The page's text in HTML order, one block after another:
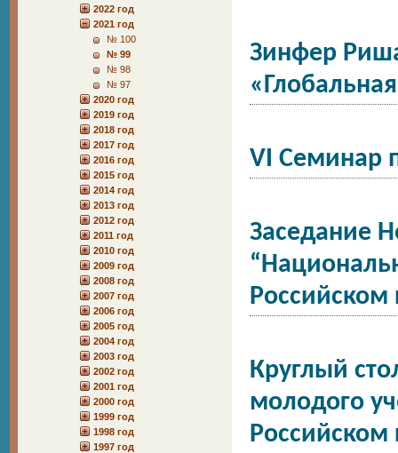
2022 год
2021 год
№ 100
№ 99
№ 98
№ 97
2020 год
2019 год
2018 год
2017 год
2016 год
2015 год
2014 год
2013 год
2012 год
2011 год
2010 год
2009 год
2008 год
2007 год
2006 год
2005 год
2004 год
2003 год
2002 год
2001 год
2000 год
1999 год
1998 год
1997 год
Зинфер
VI Семинар
Заседание
Российском
Круглый
молодого
Российском